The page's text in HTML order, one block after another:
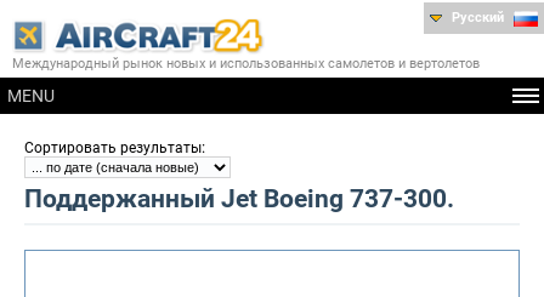
Международный рынок новых и использованных самолетов и вертолетов
MENU
Русский
Сортировать результаты:
Поддержанный Jet Boeing 737-300.